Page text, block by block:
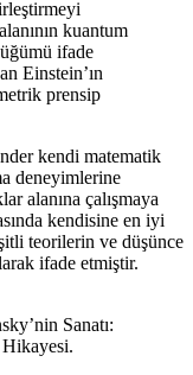
kuantum
ifade
Einstein’ın
prensip
kendi matematik
deneyimlerine
alanına çalışmaya
kendisine en iyi
teorilerin ve düşünce
ifade etmiştir.
Sanatı:
Hikayesi.